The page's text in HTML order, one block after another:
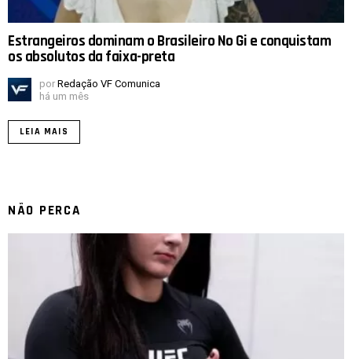
Estrangeiros dominam o Brasileiro No Gi e conquistam
os absolutos da faixa-preta
por Redação VF Comunica
há um mês
LEIA MAIS
NÃO PERCA